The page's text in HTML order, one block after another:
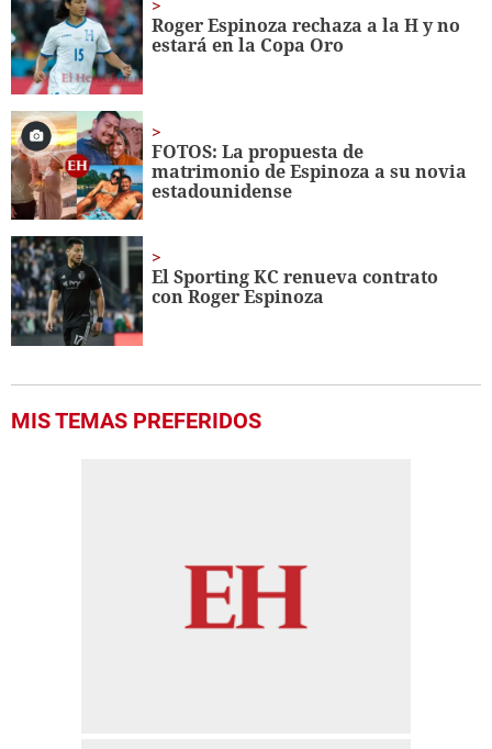
seconds
Roger Espinoza rechaza a la H y no
estará en la Copa Oro
FOTOS: La propuesta de
matrimonio de Espinoza a su novia
estadounidense
El Sporting KC renueva contrato
con Roger Espinoza
MIS TEMAS PREFERIDOS